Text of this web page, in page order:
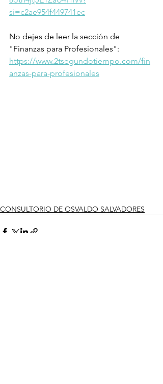
si=c2ae954f449741ec
No dejes de leer la sección de
"Finanzas para Profesionales":
https://www.2tsegundotiempo.com/fin
anzas-para-profesionales
CONSULTORIO DE OSVALDO SALVADORES